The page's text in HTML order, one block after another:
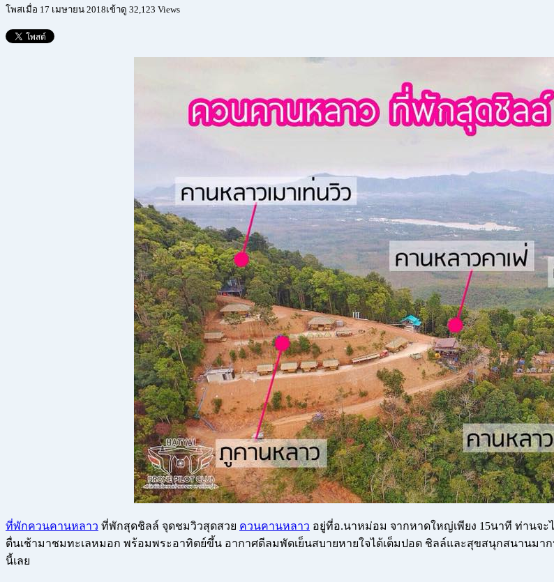
โพสเมื่อ 17 เมษายน 2018เข้าดู 32,123 Views
ที่พักควนคานหลาว ที่พักสุดชิลล์ จุดชมวิวสุดสวย ควนคานหลาว อยู่ที่อ.นาหม่อม จากหาดใหญ่เพียง 15นาที ท่านจ
ตื่นเช้ามาชมทะเลหมอก พร้อมพระอาทิตย์ขึ้น อากาศดีลมพัดเย็นสบายหายใจได้เต็มปอด ชิลล์และสุขสนุกสนานม
นี้เลย